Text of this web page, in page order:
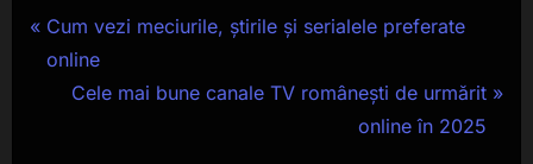
Navigare
P
r
Cum vezi meciurile, știrile și serialele preferate
online
N
Cele mai bune canale TV românești de urmărit
online în 2025